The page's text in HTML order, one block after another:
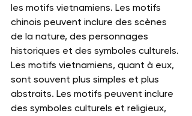
les motifs vietnamiens. Les motifs
chinois peuvent inclure des scènes
de la nature, des personnages
historiques et des symboles culturels.
Les motifs vietnamiens, quant à eux,
sont souvent plus simples et plus
abstraits. Les motifs peuvent inclure
des symboles culturels et religieux,